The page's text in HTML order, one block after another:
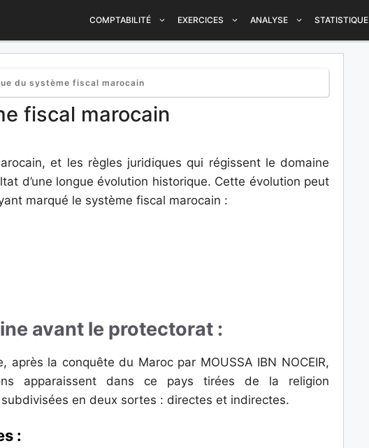
COMPTABILITÉ EXERCICES ANALYSE STATISTIQUE
du système fiscal marocain
fiscal marocain
et les règles juridiques qui régissent le domaine
d’une longue évolution historique. Cette évolution peut
marqué le système fiscal marocain :
avant le protectorat :
après la conquête du Maroc par MOUSSA IBN NOCEIR,
apparaissent dans ce pays tirées de la religion
en deux sortes : directes et indirectes.
: